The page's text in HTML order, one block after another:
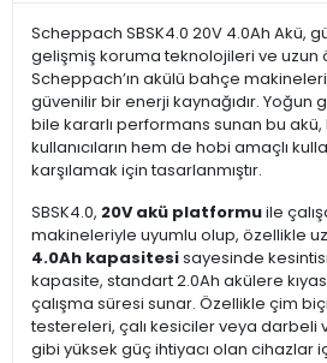
Scheppach SBSK4.0 20V 4.0Ah Akü,
gelişmiş koruma teknolojileri ve uzun
Scheppach’ın akülü bahçe
güvenilir bir enerji kaynağıdır. Yoğun
bile kararlı performans sunan bu
kullanıcıların hem de hobi amaçlı
karşılamak için tasarlanmıştır.
SBSK4.0, 20V akü platformuile
makineleriyle uyumlu olup, özellikle
4.0Ah kapasitesisayesinde
kapasite, standart 2.0Ah akülere
çalışma süresi sunar. Özellikle çim
testereleri, çalı kesiciler veya
gibi yüksek güç ihtiyacı olan cihazlar